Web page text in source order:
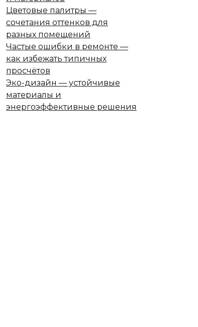
Цветовые палитры —
сочетания оттенков для
разных помещений
Частые ошибки в ремонте —
как избежать типичных
просчётов
Эко-дизайн — устойчивые
материалы и
энергоэффективные решения